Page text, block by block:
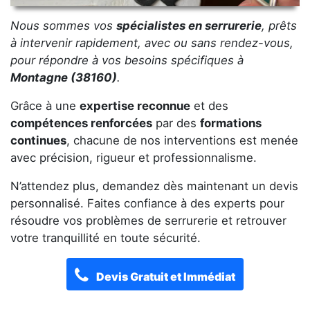
Nous sommes vos spécialistes en serrurerie, prêts
à intervenir rapidement, avec ou sans rendez-vous,
pour répondre à vos besoins spécifiques à
Montagne (38160).
Grâce à une expertise reconnue et des
compétences renforcées par des formations
continues, chacune de nos interventions est menée
avec précision, rigueur et professionnalisme.
N’attendez plus, demandez dès maintenant un devis
personnalisé. Faites confiance à des experts pour
résoudre vos problèmes de serrurerie et retrouver
votre tranquillité en toute sécurité.
Devis Gratuit et Immédiat